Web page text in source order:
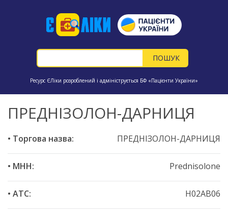
Ресурс ЄЛіки розроблений і адмініструється БФ «Пацієнти України»
ПРЕДНІЗОЛОН-ДАРНИЦЯ
• Торгова назва: ПРЕДНІЗОЛОН-ДАРНИЦЯ
• МНН: Prednisolone
• ATC: H02AB06